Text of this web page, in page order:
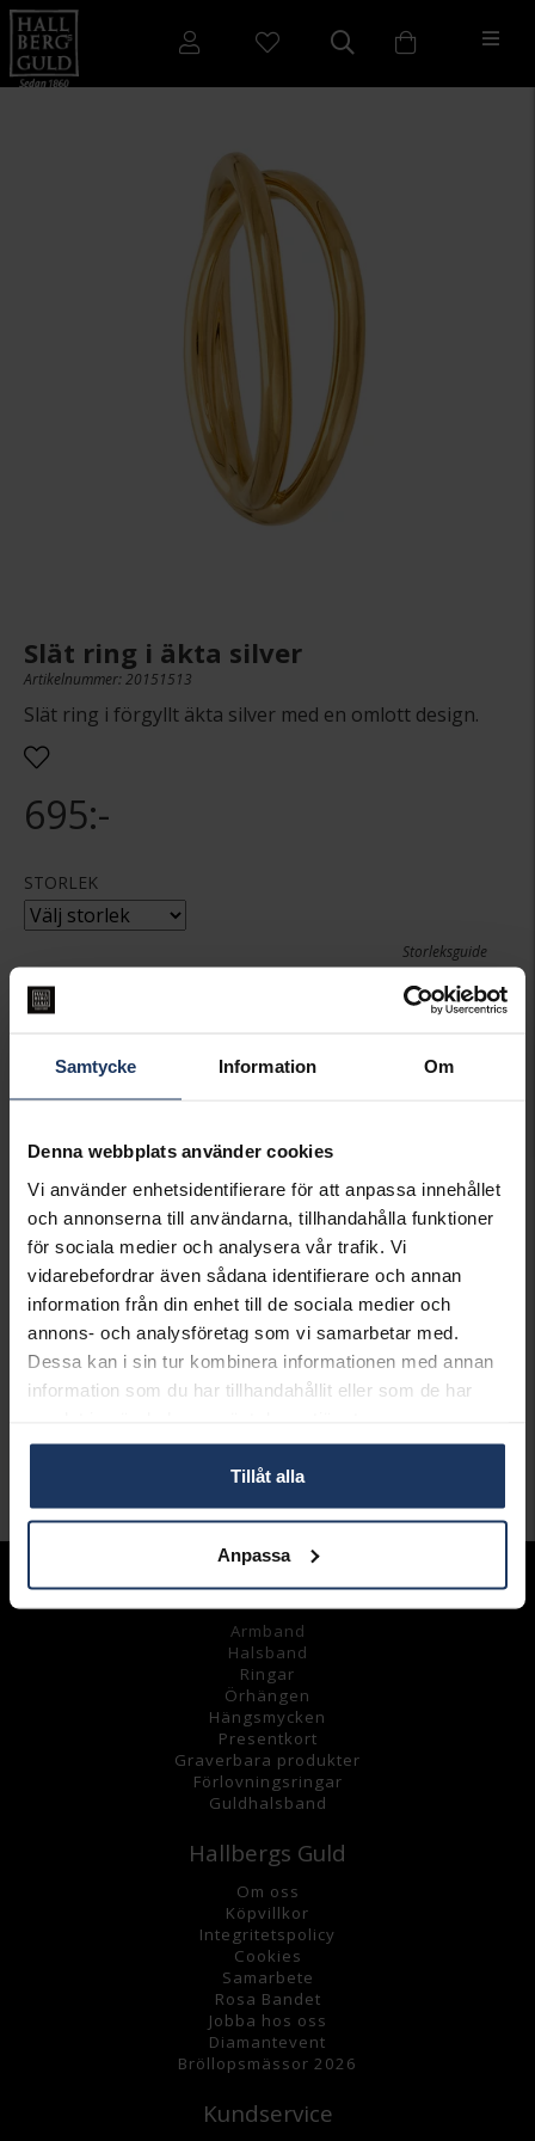
Samtycke Information Om
Denna webbplats använder cookies
Vi använder enhetsidentifierare för att anpassa innehållet
och annonserna till användarna, tillhandahålla funktioner
för sociala medier och analysera vår trafik. Vi
vidarebefordrar även sådana identifierare och annan
information från din enhet till de sociala medier och
annons- och analysföretag som vi samarbetar med.
Dessa kan i sin tur kombinera informationen med annan
information som du har tillhandahållit eller som de har
Tillåt alla
Anpassa
Slät ring i äkta silver
Artikelnummer: 20151513
Slät ring i förgyllt äkta silver med en omlott design.
695:-
STORLEK
Storleksguide
Denna artikel är tillfälligt slut i webbshoppen.
Vänligen kontakta butik för information om
Presentinslagning
+29:-
FÖR LAGERSALDO
Lagervara.
Leveranstid 2-5 arbetsdagar.
Öppet köp i 30 dagar vid onlineköp.
INFO
BREDD CA (MM)
3,5-7,6
HÖJD CA (MM)
2-2,8
MATERIAL
Silver,Guldpläterat
Andra köpte även
Sortiment
Armband
Halsband
Ringar
Örhängen
Hängsmycken
Presentkort
Graverbara produkter
Förlovningsringar
Guldhalsband
Hallbergs Guld
Om oss
Köpvillkor
Integritetspolicy
Cookies
Samarbete
Rosa Bandet
Jobba hos oss
Diamantevent
Bröllopsmässor 2026
Kundservice